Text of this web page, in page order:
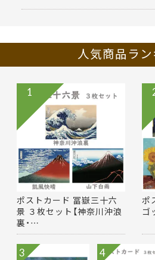
人気商品ラ
ポストカード 冨嶽三十六
景 ３枚セット【神奈川沖浪
裏・…
1
ポ
ゴ
3 4